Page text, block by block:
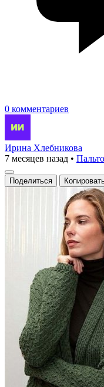
0 комментариев
Ирина Хлебникова
7 месяцев назад •
Поделиться